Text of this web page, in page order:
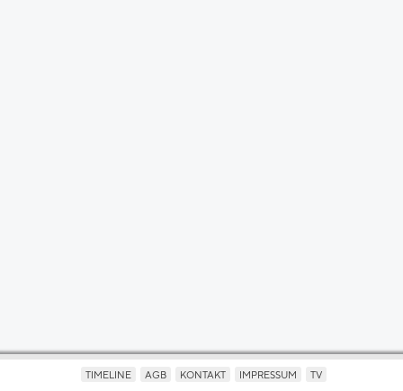
TIMELINE AGB KONTAKT IMPRESSUM TV